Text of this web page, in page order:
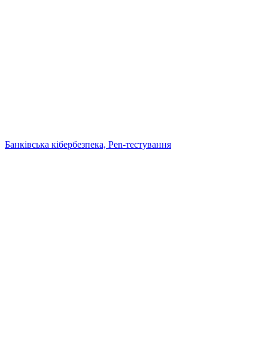
Банківська кібербезпека, Pen-тестування